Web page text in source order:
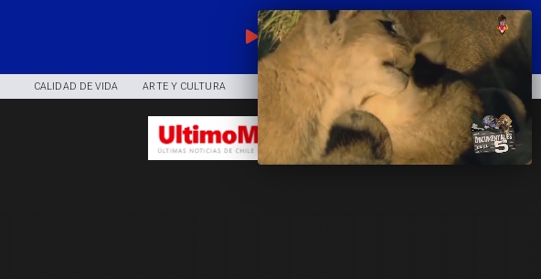
EN VIVO
CALIDAD DE VIDA ARTE Y CULTURA COMUNIDAD DEPORTES